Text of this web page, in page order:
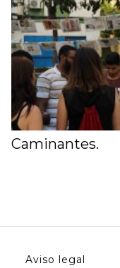
Caminantes.
Aviso legal